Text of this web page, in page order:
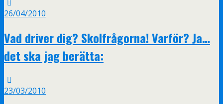
26/04/2010
Vad driver dig? Skolfrågorna! Varför? Ja…
det ska jag berätta:
23/03/2010